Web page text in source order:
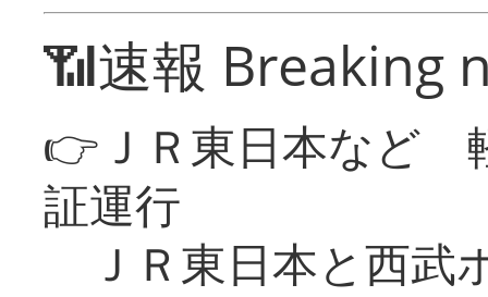
📶速報 Breaking
👉ＪＲ東日本など
証運行
ＪＲ東日本と西武